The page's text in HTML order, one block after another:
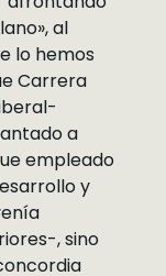
al
lo hemos
Carrera
a
empleado
y
, sino